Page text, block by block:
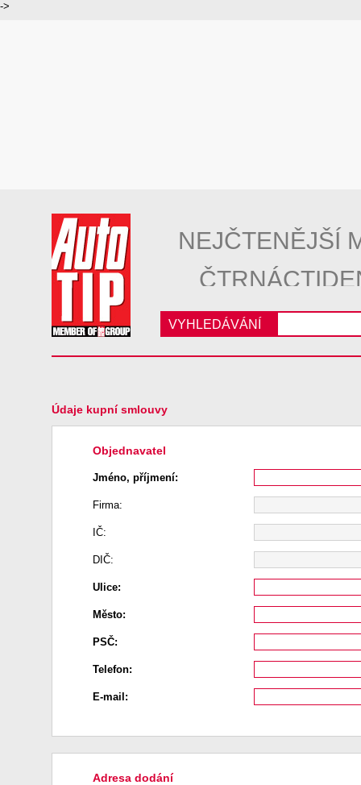
->
NEJČTENĚJŠÍ
VYHLEDÁVÁNÍ
Údaje kupní smlouvy
Objednavatel
Jméno, příjmení:
Firma:
IČ:
DIČ:
Ulice:
Město:
PSČ:
Telefon:
E-mail:
Adresa dodání